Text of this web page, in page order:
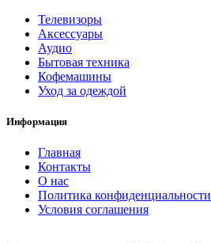
Телевизоры
Аксессуары
Аудио
Бытовая техника
Кофемашины
Уход за одеждой
Информация
Главная
Контакты
О нас
Политика конфиденциальности
Условия соглашения